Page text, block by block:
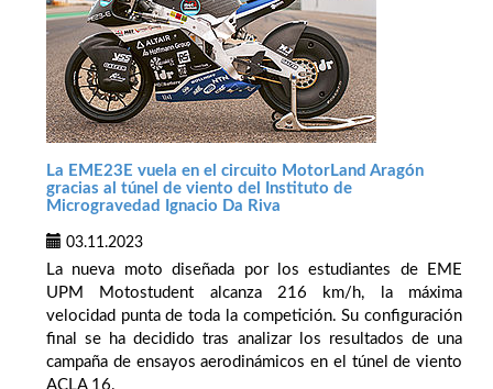
La EME23E vuela en el circuito MotorLand Aragón
gracias al túnel de viento del Instituto de
Microgravedad Ignacio Da Riva
03.11.2023
La nueva moto diseñada por los estudiantes de EME
UPM Motostudent alcanza 216 km/h, la máxima
velocidad punta de toda la competición. Su configuración
final se ha decidido tras analizar los resultados de una
campaña de ensayos aerodinámicos en el túnel de viento
ACLA 16.